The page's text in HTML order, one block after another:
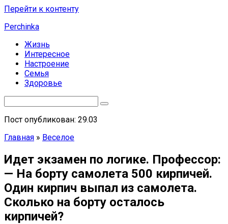
Перейти к контенту
Perchinka
Жизнь
Интересное
Настроение
Семья
Здоровье
Пост опубликован: 29.03
Главная » Веселое
Идет экзамен по логике. Профессор:
— На борту самолета 500 кирпичей.
Один кирпич выпал из самолета.
Сколько на борту осталось
кирпичей?